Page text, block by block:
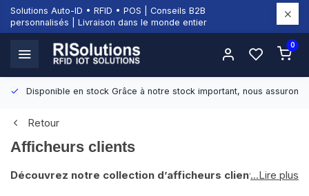
Solutions Auto-ID • RFID • POS | Conseils B2B
personnalisés | Livraison dans le monde entier
0
Disponible en stock Grâce à notre stock important, nous
Retour
Afficheurs clients
Découvrez notre collection d’afficheurs clients...Lire plus